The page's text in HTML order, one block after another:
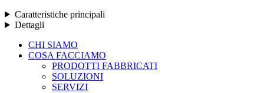
Caratteristiche principali
Dettagli
ChiudereCHI SIAMO
COSA FACCIAMO
PRODOTTI FABBRICATI
SOLUZIONI
SERVIZI